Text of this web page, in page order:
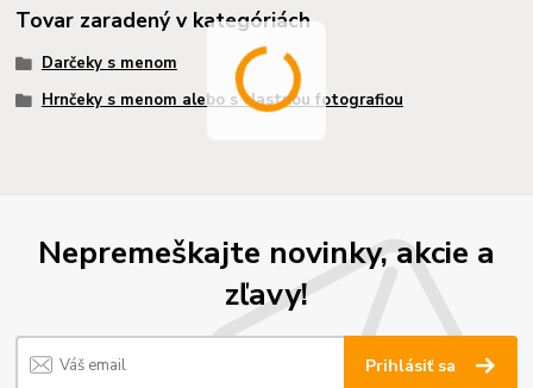
Tovar zaradený v kategóriách
Darčeky s menom
Hrnčeky s menom alebo s vlastnou fotografiou
Nepremeškajte novinky, akcie a
zľavy!
Prihlásiť sa